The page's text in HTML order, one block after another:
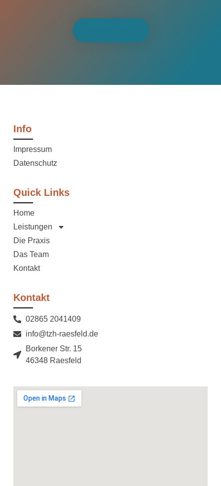
Info
Impressum
Datenschutz
Quick Links
Home
Leistungen
Die Praxis
Das Team
Kontakt
Kontakt
02865 2041409
info@tzh-raesfeld.de
Borkener Str. 15
46348 Raesfeld